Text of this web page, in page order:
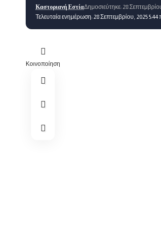
Τελευταία ενημέρωση: 28 Σεπτεμβρίου, 2025 5:44
Καστοριανή ΕστίαΔημοσιεύτηκε: 28
Κοινοποίηση